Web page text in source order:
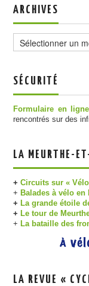
ARCHIVES
SÉCURITÉ
Formulaire en ligne
rencontrés sur des
LA MEURTHE-
+Circuits sur «
+ Balades à vélo en
+ La grande étoile
+ Le tour de
+ La bataille des
LA REVUE «